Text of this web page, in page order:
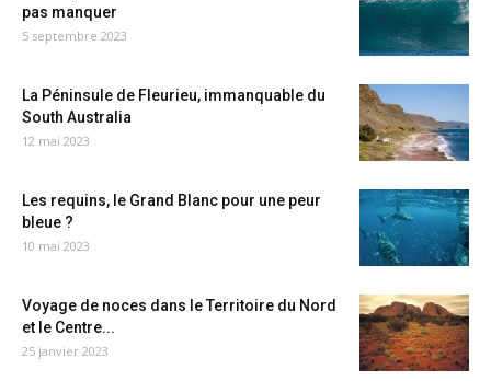
pas manquer
5 septembre 2023
La Péninsule de Fleurieu, immanquable du
South Australia
12 mai 2023
Les requins, le Grand Blanc pour une peur
bleue ?
10 mai 2023
Voyage de noces dans le Territoire du Nord
et le Centre...
25 janvier 2023